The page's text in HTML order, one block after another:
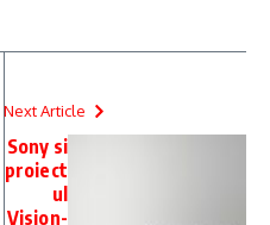
Next Article
Sony si
proiect
ul
Vision-